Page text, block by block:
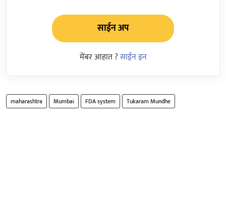
साईन अप
मेंबर आहात ?साईन इन
maharashtra Mumbai FDA system Tukaram Mundhe